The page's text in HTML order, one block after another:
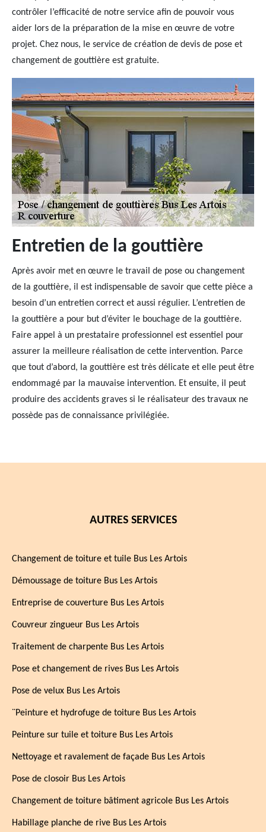
contrôler l’efficacité de notre service afin de pouvoir vous
aider lors de la préparation de la mise en œuvre de votre
projet. Chez nous, le service de création de devis de pose et
changement de gouttière est gratuite.
Entretien de la gouttière
Après avoir met en œuvre le travail de pose ou changement
de la gouttière, il est indispensable de savoir que cette pièce a
besoin d’un entretien correct et aussi régulier. L’entretien de
la gouttière a pour but d’éviter le bouchage de la gouttière.
Faire appel à un prestataire professionnel est essentiel pour
assurer la meilleure réalisation de cette intervention. Parce
que tout d’abord, la gouttière est très délicate et elle peut être
endommagé par la mauvaise intervention. Et ensuite, il peut
produire des accidents graves si le réalisateur des travaux ne
possède pas de connaissance privilégiée.
AUTRES SERVICES
Changement de toiture et tuile Bus Les Artois
Démoussage de toiture Bus Les Artois
Entreprise de couverture Bus Les Artois
Couvreur zingueur Bus Les Artois
Traitement de charpente Bus Les Artois
Pose et changement de rives Bus Les Artois
Pose de velux Bus Les Artois
¨Peinture et hydrofuge de toiture Bus Les Artois
Peinture sur tuile et toiture Bus Les Artois
Nettoyage et ravalement de façade Bus Les Artois
Pose de closoir Bus Les Artois
Changement de toiture bâtiment agricole Bus Les Artois
Habillage planche de rive Bus Les Artois